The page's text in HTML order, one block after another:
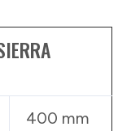
400 mm